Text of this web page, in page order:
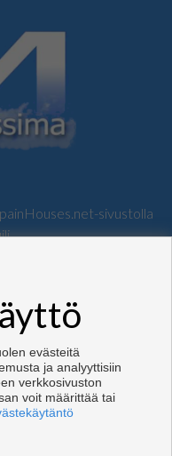
pidätetään.
.Käyttöehdot
evästeitä
ja analyyttisiin
verkkosivuston
voit määrittää tai